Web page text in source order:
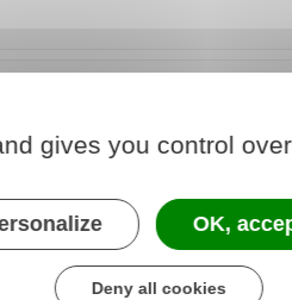
gives you control
OK,
Deny all cookies